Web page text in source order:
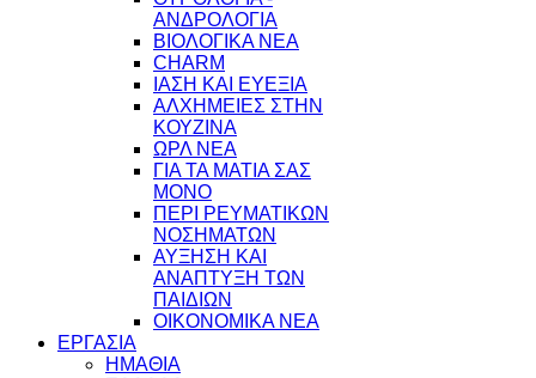
ΑΝΔΡΟΛΟΓΙΑ
ΒΙΟΛΟΓΙΚΑ ΝΕΑ
CHARM
ΙΑΣΗ ΚΑΙ ΕΥΕΞΙΑ
ΑΛΧΗΜΕΙΕΣ ΣΤΗΝ
ΚΟΥΖΙΝΑ
ΩΡΛ ΝEA
ΓΙΑ ΤΑ ΜΑΤΙΑ ΣΑΣ
ΜΟΝΟ
ΠΕΡΙ ΡΕΥΜΑΤΙΚΩΝ
ΝΟΣΗΜΑΤΩΝ
ΑΥΞΗΣΗ ΚΑΙ
ΑΝΑΠΤΥΞΗ ΤΩΝ
ΠΑΙΔΙΩΝ
ΟΙΚΟΝΟΜΙΚΑ ΝΕΑ
ΕΡΓΑΣΙΑ
ΗΜΑΘΙΑ